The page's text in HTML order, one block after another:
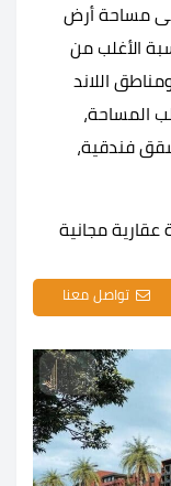
مساحة أرض
الأغلب من
اللاند
المساحة،
فندقية،
مجانية
تواصل معنا